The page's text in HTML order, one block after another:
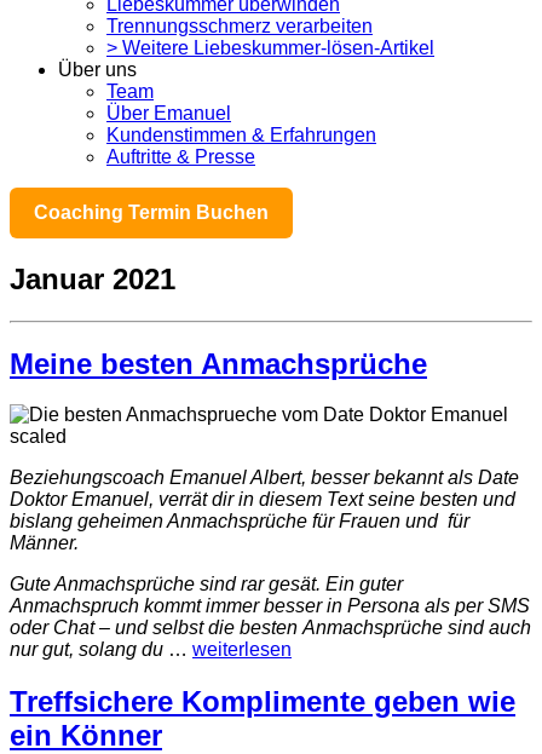
Trennungsschmerz verarbeiten
> Weitere Liebeskummer-lösen-Artikel
Über uns
Team
Über Emanuel
Kundenstimmen & Erfahrungen
Auftritte & Presse
Coaching Termin Buchen
Januar 2021
Meine besten Anmachsprüche
Beziehungscoach Emanuel Albert, besser bekannt als Date
Doktor Emanuel, verrät dir in diesem Text seine besten und
bislang geheimen Anmachsprüche für Frauen und für
Männer.
Gute Anmachsprüche sind rar gesät. Ein guter
Anmachspruch kommt immer besser in Persona als per SMS
oder Chat – und selbst die bestenAnmachsprüche sind auch
nur gut, solang du … weiterlesen
Treffsichere Komplimente geben wie
ein Könner